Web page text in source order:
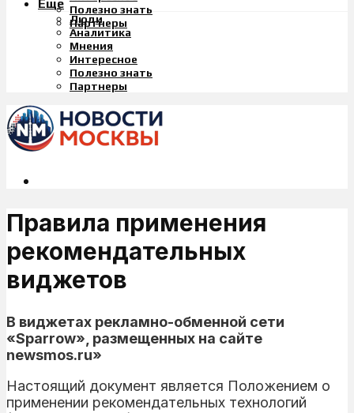
Полезно знать
Партнеры
Еще
Люди
Аналитика
Мнения
Интересное
Полезно знать
Партнеры
Правила применения
рекомендательных
виджетов
В виджетах рекламно-обменной сети
«Sparrow», размещенных на сайте
newsmos.ru»
Настоящий документ является Положением о
применении рекомендательных технологий